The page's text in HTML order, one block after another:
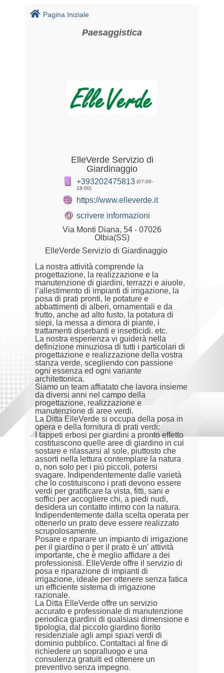
Pagina Iniziale
Paesaggistica
ElleVerde Servizio di
Giardinaggio
+393202475813 (07:00-
18:00)
https://www.elleverde.it
@ scrivere informazioni
Via Monti Diana, 54 - 07026
Olbia(SS)
ElleVerde Servizio di Giardinaggio
La nostra attività comprende la
progettazione, la realizzazione e la
manutenzione di giardini, terrazzi e aiuole,
l’allestimento di impianti di irrigazione, la
posa di prati pronti, le potature e
abbattimenti di alberi, ornamentali e da
frutto, anche ad alto fusto, la potatura di
siepi, la messa a dimora di piante, i
trattamenti diserbanti e insetticidi. etc.
La nostra esperienza vi guiderà nella
definizione minuziosa di tutti i particolari di
progettazione e realizzazione della vostra
stanza verde, scegliendo con passione
ogni essenza ed ogni variante
architettonica.
Siamo un team affiatato che lavora insieme
da diversi anni nel campo della
progettazione, realizzazione e
manutenzione di aree verdi.
La Ditta ElleVerde si occupa della posa in
opera e della fornitura di prati verdi:
I tappeti erbosi per giardini a pronto effetto
costituiscono quelle aree di giardino in cui
sostare e rilassarsi al sole, piuttosto che
assorti nella lettura contemplare la natura
o, non solo per i più piccoli, potersi
svagare. Indipendentemente dalle varietà
che lo costituiscono i prati devono essere
verdi per gratificare la vista, fitti, sani e
soffici per accogliere chi, a piedi nudi,
desidera un contatto intimo con la natura.
Indipendentemente dalla scelta operata per
ottenerlo un prato deve essere realizzato
scrupolosamente.
Posare e riparare un impianto di irrigazione
per il giardino o per il prato è un’ attività
importante, che è meglio affidare a dei
professionisti. ElleVerde offre il servizio di
posa e riparazione di impianti di
irrigazione, ideale per ottenere senza fatica
un efficiente sistema di irrigazione
razionale.
La Ditta ElleVerde offre un servizio
accurato e professionale di manutenzione
periodica giardini di qualsiasi dimensione e
tipologia, dal piccolo giardino fiorito
residenziale agli ampi spazi verdi di
dominio pubblico. Contattaci al fine di
richiedere un sopralluogo e una
consulenza gratuiti ed ottenere un
preventivo senza impegno.